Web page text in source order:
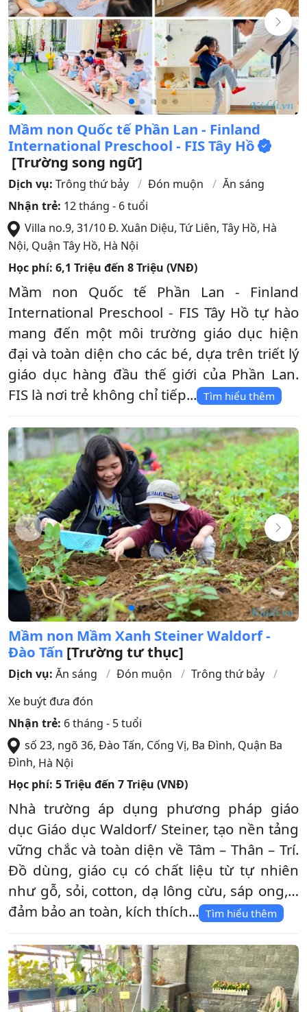
Mầm non Quốc tế Phần Lan - Finland
International Preschool - FIS Tây Hồ
[Trường song ngữ]
Dịch vụ: Trông thứ bảy Đón muộn
Ăn sáng
Nhận trẻ: 12 tháng - 6 tuổi
Villa no.9, 31/10 Đ. Xuân Diệu, Tứ Liên, Tây Hồ, Hà
Nội, Quận Tây Hồ, Hà Nội
Học phí: 6,1 Triệu đến 8 Triệu (VNĐ)
Mầm non Quốc tế Phần Lan - Finland
International Preschool - FIS Tây Hồ tự hào
mang đến một môi trường giáo dục hiện
đại và toàn diện cho các bé, dựa trên triết lý
giáo dục hàng đầu thế giới của Phần Lan.
FIS là nơi trẻ không chỉ tiếp... Tìm hiểu thêm
Mầm non Mầm Xanh Steiner Waldorf -
Đào Tấn [Trường tư thục]
Dịch vụ: Ăn sáng Đón muộn
Trông thứ bảy
Xe buýt đưa đón
Nhận trẻ: 6 tháng - 5 tuổi
số 23, ngõ 36, Đào Tấn, Cống Vị, Ba Đình, Quận Ba
Đình, Hà Nội
Học phí: 5 Triệu đến 7 Triệu (VNĐ)
Nhà trường áp dụng phương pháp giáo
dục Giáo dục Waldorf/ Steiner, tạo nền tảng
vững chắc và toàn diện về Tâm – Thân – Trí.
Đồ dùng, giáo cụ có chất liệu từ tự nhiên
như gỗ, sỏi, cotton, dạ lông cừu, sáp ong,…
đảm bảo an toàn, kích thích... Tìm hiểu thêm